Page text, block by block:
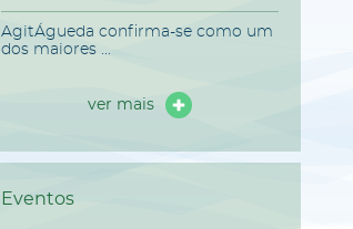
AgitÁgueda confirma-se como um
dos maiores ...
ver mais
Eventos